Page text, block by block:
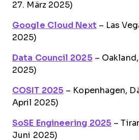
27. März 2025)
Google Cloud Next – Las
2025)
Data Council 2025 –
2025)
COSIT 2025 – Kopenhagen,
April 2025)
SoSE Engineering 2025 –
Juni 2025)